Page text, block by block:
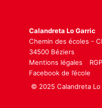
Calandreta Lo Garric
Chemin des écoles -
34500 Béziers
Mentions légales
Facebook de l’école
© 2025 Calandreta